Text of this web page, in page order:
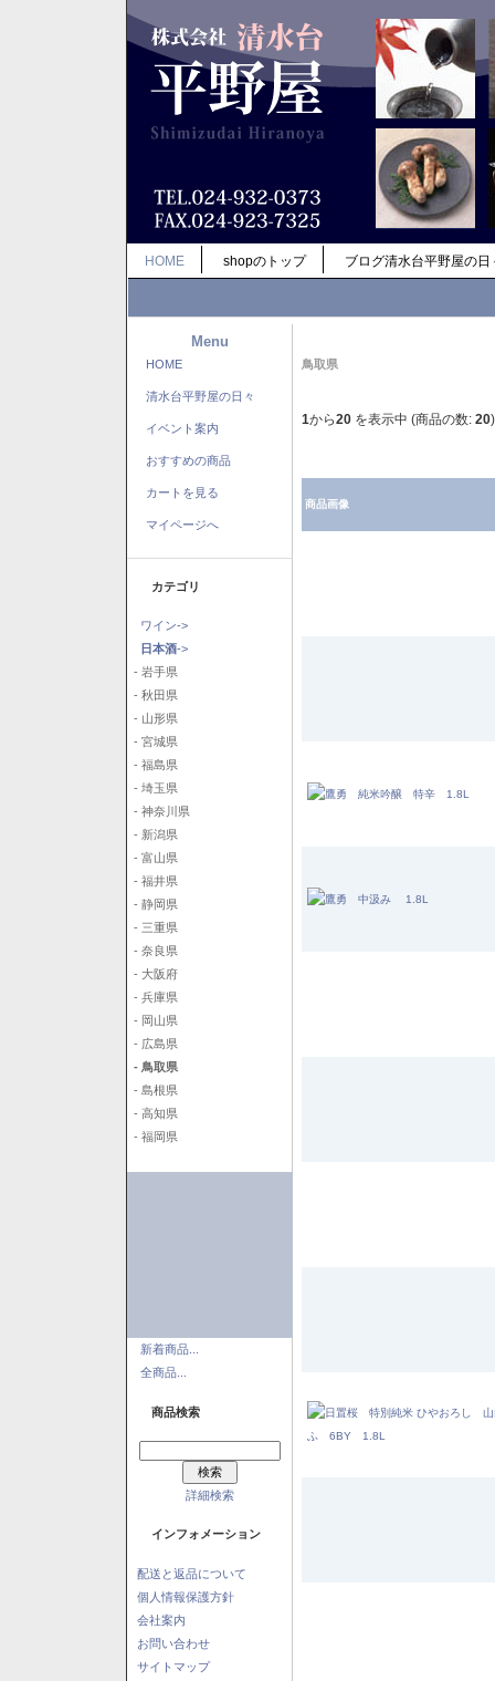
HOME shopのトップ ブログ清水台平野屋の日
Menu
HOME
清水台平野屋の日々
イベント案内
おすすめの商品
カートを見る
マイページへ
カテゴリ
ワイン->
日本酒->
- 岩手県
- 秋田県
- 山形県
- 宮城県
- 福島県
- 埼玉県
- 神奈川県
- 新潟県
- 富山県
- 福井県
- 静岡県
- 三重県
- 奈良県
- 大阪府
- 兵庫県
- 岡山県
- 広島県
- 鳥取県
- 島根県
- 高知県
- 福岡県
新着商品...
全商品...
商品検索
詳細検索
インフォメーション
配送と返品について
個人情報保護方針
会社案内
お問い合わせ
サイトマップ
鳥取県
1から20 を表示中 (商品の数: 20)
商品画像